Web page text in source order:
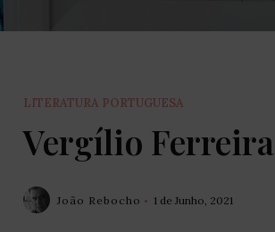
LITERATURA PORTUGUESA
Vergílio Ferreira
João Rebocho 1 de Junho, 2021